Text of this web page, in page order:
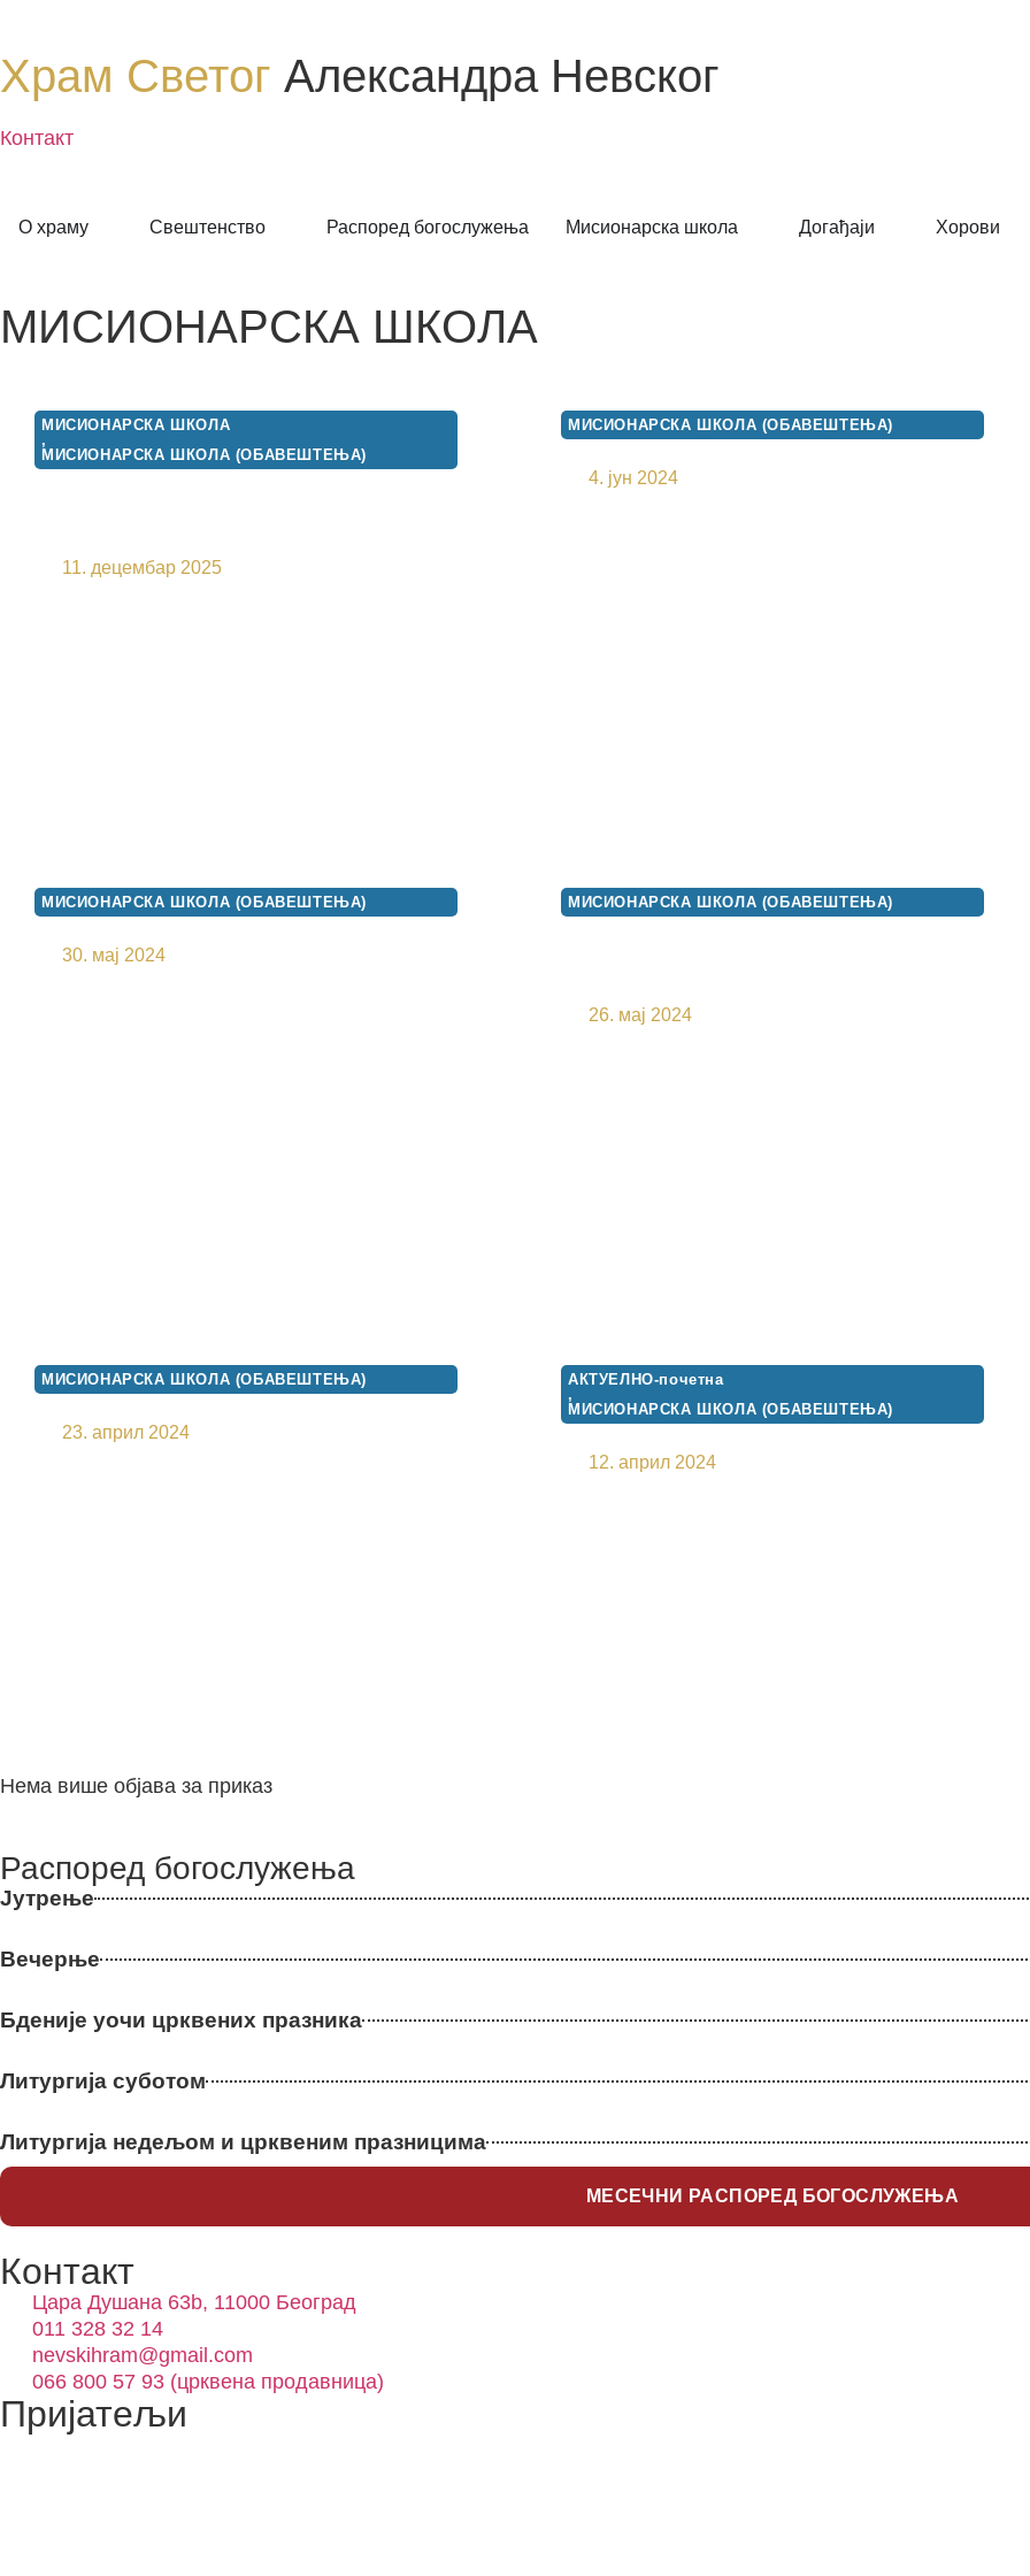
Храм Светог Александра Невског
Контакт
О храму Свештенство Распоред богослужења Мисионарска школа Догађаји Хорови
МИСИОНАРСКА ШКОЛА
МИСИОНАРСКА ШКОЛА
,
МИСИОНАРСКА ШКОЛА (ОБАВЕШТЕЊА)
11. децембар 2025
МИСИОНАРСКА ШКОЛА (ОБАВЕШТЕЊА)
4. јун 2024
МИСИОНАРСКА ШКОЛА (ОБАВЕШТЕЊА)
30. мај 2024
МИСИОНАРСКА ШКОЛА (ОБАВЕШТЕЊА)
26. мај 2024
МИСИОНАРСКА ШКОЛА (ОБАВЕШТЕЊА)
23. април 2024
АКТУЕЛНО-почетна
,
МИСИОНАРСКА ШКОЛА (ОБАВЕШТЕЊА)
12. април 2024
Нема више објава за приказ
Распоред богослужења
Јутрење
Вечерње
Бденије уочи црквених празника
Литургија суботом
Литургија недељом и црквеним празницима
МЕСЕЧНИ РАСПОРЕД БОГОСЛУЖЕЊА
Контакт
Цара Душана 63b, 11000 Београд
011 328 32 14
nevskihram@gmail.com
066 800 57 93 (црквена продавница)
Пријатељи